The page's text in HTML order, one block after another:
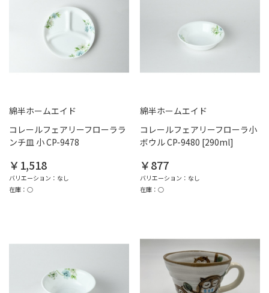
綿半ホームエイド
コレールフェアリーフローララ
ンチ皿 小 CP-9478
￥1,518
バリエーション：なし
在庫：○
綿半ホームエイド
コレールフェアリーフローラ小
ボウル CP-9480 [290ml]
￥877
バリエーション：なし
在庫：○